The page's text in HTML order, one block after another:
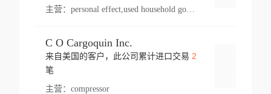
主营： personal effect,used household goods
C O Cargoquin Inc.
来自美国的客户，此公司累计进口交易 2
笔
主营： compressor